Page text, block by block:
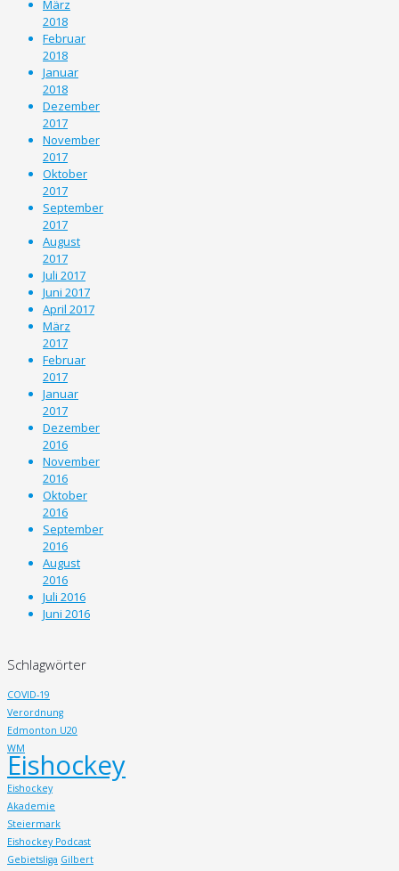
März
2018
Februar
2018
Januar
2018
Dezember
2017
November
2017
Oktober
2017
September
2017
August
2017
Juli 2017
Juni 2017
April 2017
März
2017
Februar
2017
Januar
2017
Dezember
2016
November
2016
Oktober
2016
September
2016
August
2016
Juli 2016
Juni 2016
Schlagwörter
COVID-19
Verordnung
Edmonton U20
WM
Eishockey
Eishockey
Akademie
Steiermark
Eishockey Podcast
Gebietsliga Gilbert